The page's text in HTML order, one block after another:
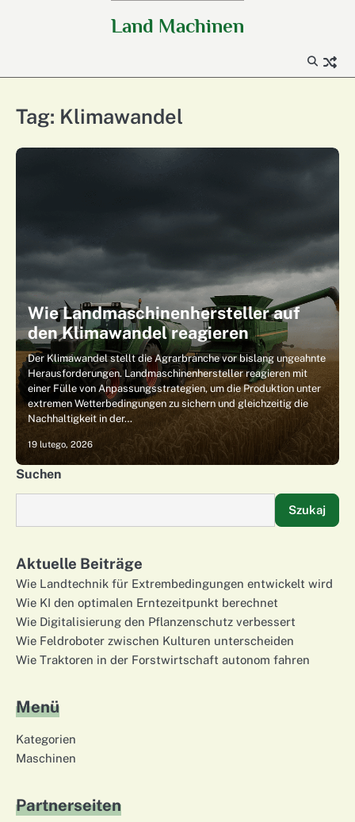
Land Machinen
Tag: Klimawandel
Wie Landmaschinenhersteller auf
den Klimawandel reagieren
Der Klimawandel stellt die Agrarbranche vor bislang ungeahnte
Herausforderungen. Landmaschinenhersteller reagieren mit
einer Fülle von Anpassungsstrategien, um die Produktion unter
extremen Wetterbedingungen zu sichern und gleichzeitig die
Nachhaltigkeit in der…
19 lutego, 2026
Suchen
Szukaj
Aktuelle Beiträge
Wie Landtechnik für Extrembedingungen entwickelt wird
Wie KI den optimalen Erntezeitpunkt berechnet
Wie Digitalisierung den Pflanzenschutz verbessert
Wie Feldroboter zwischen Kulturen unterscheiden
Wie Traktoren in der Forstwirtschaft autonom fahren
Menü
Kategorien
Maschinen
Partnerseiten